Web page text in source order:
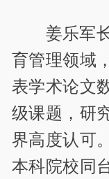
姜乐军
育管理领域
表学术论文
级课题，研
界高度认可
本科院校同